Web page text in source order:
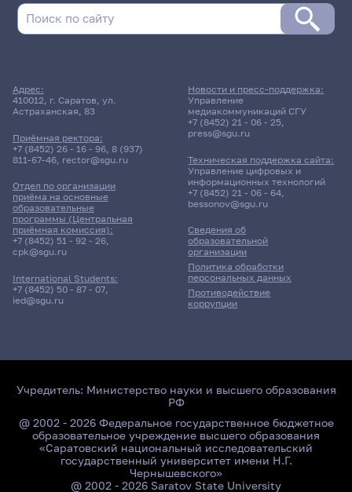
Адрес:
410012, г. Саратов, ул.
Астраханская, 83
Приёмная ректора:
+7 (8452) 26 - 16 - 96, 8 (937)
811-67-46, rector@sgu.ru
Отдел по организации
приёма на основные
образовательные
программы (Центральная
приёмная комиссия):
+7 (8452) 51 - 92 - 26,
cpk@sgu.ru
International Students:
+7 (8452) 50 - 87 - 07,
ied@sgu.ru
Сведения об
образовательной
организации
Политика обработки
персональных данных
Противодействие
коррупции
Новости и пресс-поддержка:
Управление
медиакоммуникаций СГУ
+7 (8452) 21 - 06 - 25,
press@sgu.ru
Техническая поддержка сайта:
Управление цифровых и
информационных технологий
+7 (8452) 21 - 06 - 64,
bessonov@sgu.ru
Учредитель: Министерство науки и высшего образования
РФ
@ 2002 - 2026 Федеральное государственное бюджетное
образовательное учреждение высшего образования
«Саратовский национальный исследовательский
государственный университет имени Н.Г.
Чернышевского»
@ 2002 - 2026 Saratov State University